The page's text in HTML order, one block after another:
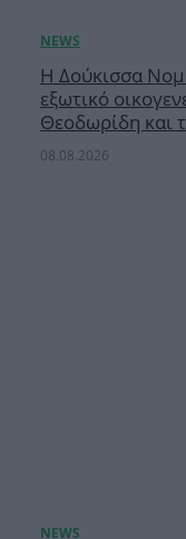
Η Δούκισσα
εξωτικό
Θεοδωρίδη και
08.08.2026